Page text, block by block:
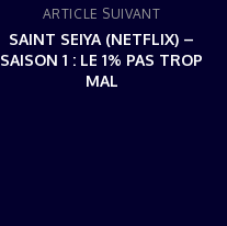
ARTICLE SUIVANT
SAINT SEIYA (NETFLIX) –
SAISON 1 : LE 1% PAS TROP
MAL